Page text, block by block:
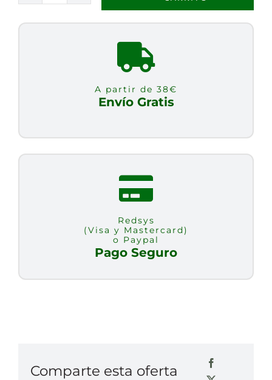
A partir de 38€
Envío Gratis
Redsys
(Visa y Mastercard)
o Paypal
Pago Seguro
Comparte esta oferta